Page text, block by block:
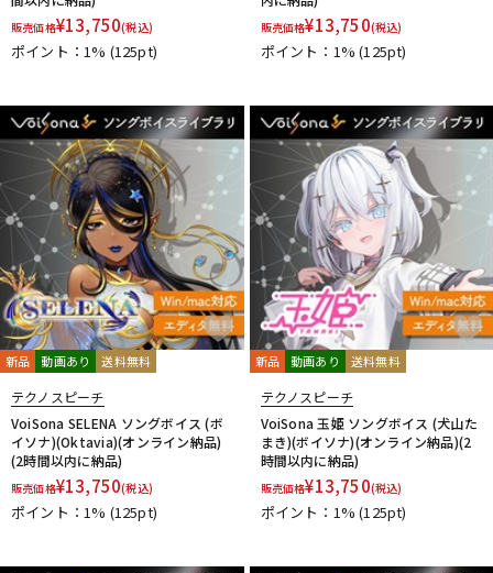
販売価格¥13,750(税込)
ポイント：1% (125pt)
販売価格¥13,750(税込)
ポイント：1%(125pt)
新品 動画あり 送料無料
テクノスピーチ
VoiSona SELENA ソングボイス (ボ
イソナ)(Oktavia)(オンライン納品)
(2時間以内に納品)
販売価格¥13,750(税込)
ポイント：1% (125pt)
新品 動画あり 送料無料
テクノスピーチ
VoiSona 玉姫 ソングボイス (犬山た
まき)(ボイソナ)(オンライン納品)(2
時間以内に納品)
販売価格¥13,750(税込)
ポイント：1%(125pt)